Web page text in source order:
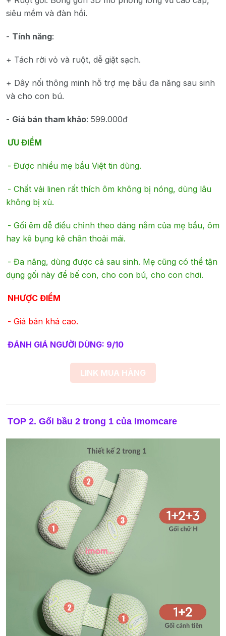
siêu mềm và đàn hồi.
- Tính năng:
+ Tách rời vỏ và ruột, dễ giặt sạch.
+ Dây nối thông minh hỗ trợ mẹ bầu đa năng sau sinh
và cho con bú.
- Giá bán tham khảo: 599.000đ
ƯU ĐIỂM
- Được nhiều mẹ bầu Việt tin dùng.
- Chất vải linen rất thích ôm không bị nóng, dùng lâu
không bị xù.
- Gối êm dễ điều chỉnh theo dáng nằm của mẹ bầu, ôm
hay kê bụng kê chân thoải mái.
- Đa năng, dùng được cả sau sinh. Mẹ cũng có thể tận
dụng gối này để bế con, cho con bú, cho con chơi.
NHƯỢC ĐIỂM
- Giá bán khá cao.
ĐÁNH GIÁ NGƯỜI DÙNG: 9/10
LINK MUA HÀNG
TOP 2. Gối bầu 2 trong 1 của Imomcare